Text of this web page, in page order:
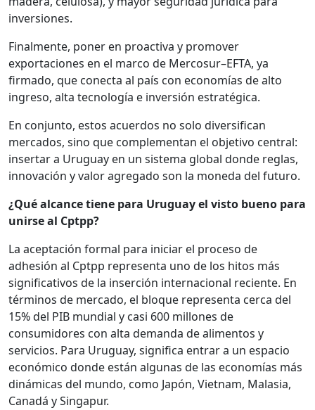
inversiones.
Finalmente, poner en proactiva y promover
exportaciones en el marco de Mercosur–EFTA, ya
firmado, que conecta al país con economías de alto
ingreso, alta tecnología e inversión estratégica.
En conjunto, estos acuerdos no solo diversifican
mercados, sino que complementan el objetivo central:
insertar a Uruguay en un sistema global donde reglas,
innovación y valor agregado son la moneda del futuro.
¿Qué alcance tiene para Uruguay el visto bueno para
unirse al Cptpp?
La aceptación formal para iniciar el proceso de
adhesión al Cptpp representa uno de los hitos más
significativos de la inserción internacional reciente. En
términos de mercado, el bloque representa cerca del
15% del PIB mundial y casi 600 millones de
consumidores con alta demanda de alimentos y
servicios. Para Uruguay, significa entrar a un espacio
económico donde están algunas de las economías más
dinámicas del mundo, como Japón, Vietnam, Malasia,
Canadá y Singapur.